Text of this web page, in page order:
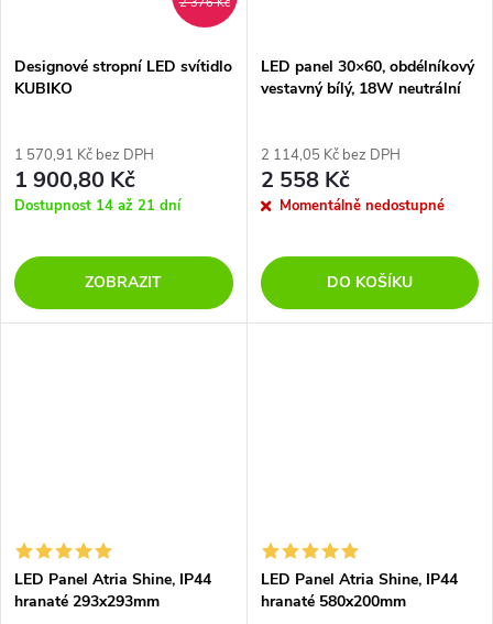
Designové stropní LED svítidlo
KUBIKO
1 570,91 Kč bez DPH
1 900,80 Kč
Dostupnost 14 až 21 dní
ZOBRAZIT
LED panel 30×60, obdélníkový
vestavný bílý, 18W neutrální
2 114,05 Kč bez DPH
2 558 Kč
Momentálně nedostupné
DO KOŠÍKU
LED Panel Atria Shine, IP44
hranaté 293x293mm
LED Panel Atria Shine, IP44
hranaté 580x200mm